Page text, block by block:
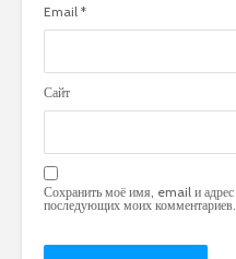
Email *
Сайт
Сохранить моё имя, email и адрес
последующих моих комментариев.